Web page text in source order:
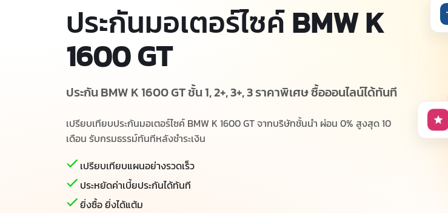
ประกันมอเตอร์ไซค์BMW K
1600 GT
ประกัน BMW K 1600 GT ชั้น 1, 2+, 3+, 3 ราคาพิเศษ ซื้อออนไลน์ได้ทันที
เปรียบเทียบประกันมอเตอร์ไซค์ BMW K 1600 GT จากบริษัทชั้นนำ ผ่อน 0% สูงสุด 10
เดือน รับกรมธรรม์ทันทีหลังชำระเงิน
เปรียบเทียบแผนอย่างรวดเร็ว
ประหยัดค่าเบี้ยประกันได้ทันที
ยิ่งซื้อ ยิ่งได้แต้ม